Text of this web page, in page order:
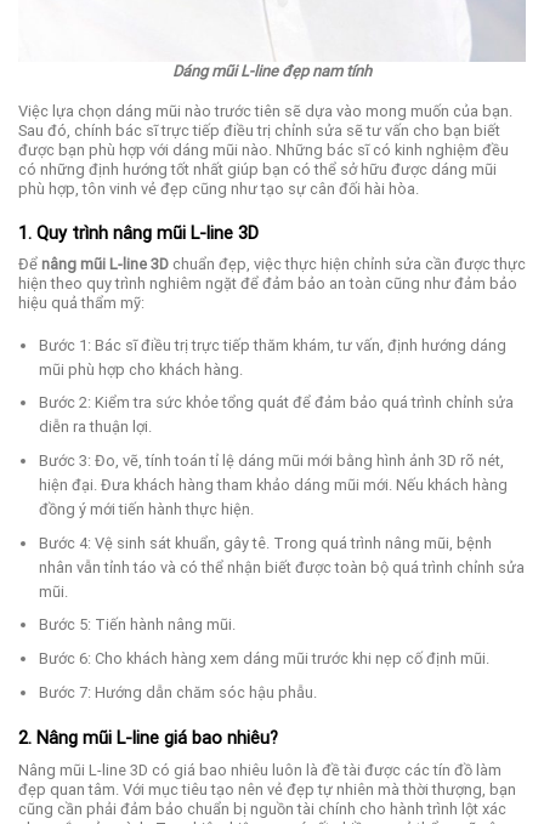
Dáng mũi L-line đẹp nam tính
Việc lựa chọn dáng mũi nào trước tiên sẽ dựa vào mong muốn của bạn.
Sau đó, chính bác sĩ trực tiếp điều trị chỉnh sửa sẽ tư vấn cho bạn biết
được bạn phù hợp với dáng mũi nào. Những bác sĩ có kinh nghiệm đều
có những định hướng tốt nhất giúp bạn có thể sở hữu được dáng mũi
phù hợp, tôn vinh vẻ đẹp cũng như tạo sự cân đối hài hòa.
1. Quy trình nâng mũi L-line 3D
Để nâng mũi L-line 3D chuẩn đẹp, việc thực hiện chỉnh sửa cần được thực
hiện theo quy trình nghiêm ngặt để đảm bảo an toàn cũng như đảm bảo
hiệu quả thẩm mỹ:
Bước 1: Bác sĩ điều trị trực tiếp thăm khám, tư vấn, định hướng dáng
mũi phù hợp cho khách hàng.
Bước 2: Kiểm tra sức khỏe tổng quát để đảm bảo quá trình chỉnh sửa
diễn ra thuận lợi.
Bước 3: Đo, vẽ, tính toán tỉ lệ dáng mũi mới bằng hình ảnh 3D rõ nét,
hiện đại. Đưa khách hàng tham khảo dáng mũi mới. Nếu khách hàng
đồng ý mới tiến hành thực hiện.
Bước 4: Vệ sinh sát khuẩn, gây tê. Trong quá trình nâng mũi, bệnh
nhân vẫn tỉnh táo và có thể nhận biết được toàn bộ quá trình chỉnh sửa
mũi.
Bước 5: Tiến hành nâng mũi.
Bước 6: Cho khách hàng xem dáng mũi trước khi nẹp cố định mũi.
Bước 7: Hướng dẫn chăm sóc hậu phẫu.
2. Nâng mũi L-line giá bao nhiêu?
Nâng mũi L-line 3D có giá bao nhiêu luôn là đề tài được các tín đồ làm
đẹp quan tâm. Với mục tiêu tạo nên vẻ đẹp tự nhiên mà thời thượng, bạn
cũng cần phải đảm bảo chuẩn bị nguồn tài chính cho hành trình lột xác